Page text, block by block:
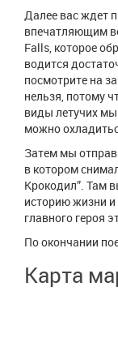
Далее вас ждет
впечатляющим
Falls, которое
водится
посмотрите на
нельзя, потому
виды летучих
можно
Затем мы
в котором
Крокодил”. Там
историю жизни и
главного героя
По окончании
Карта